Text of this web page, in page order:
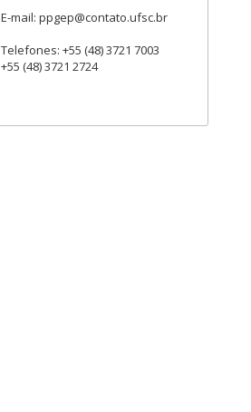
E-mail: ppgep@contato.ufsc.br
Telefones: +55 (48) 3721 7003
+55 (48) 3721 2724